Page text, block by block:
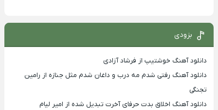
بزودی
دانلود آهنگ خوشتیپ از فرشاد آزادی
دانلود آهنگ رفتی شدم مه درب و داغان شدم مثل جنازه از رامین
تجنگی
دانلود آهنگ اخلاق بدت حرفای آخرت تبدیل شده از امیر لیام